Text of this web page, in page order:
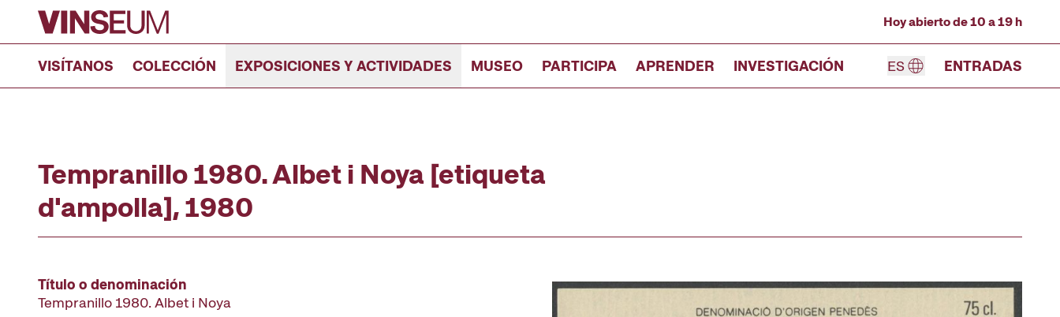
Ir al contenido
Hoy abierto de 10 a 19 h
VISÍTANOS COLECCIÓN EXPOSICIONES Y ACTIVIDADES MUSEO PARTICIPA APRENDER INVESTIGACIÓN ES ENTRADAS
Tempranillo 1980. Albet i Noya [etiqueta
d'ampolla], 1980
Título o denominación
Tempranillo 1980. Albet i Noya